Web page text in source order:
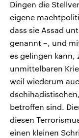
Dingen die
eigene
dass sie Assad
genannt –, und
es gelingen kann,
unmittelbaren
weil wiederum
betroffen sind.
diesen
einen kleinen